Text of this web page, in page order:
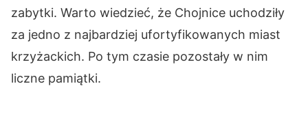
zabytki. Warto wiedzieć, że Chojnice uchodziły
za jedno z najbardziej ufortyfikowanych miast
krzyżackich. Po tym czasie pozostały w nim
liczne pamiątki.